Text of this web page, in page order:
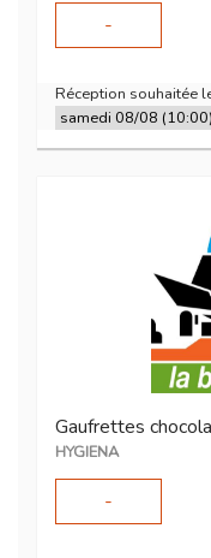
-
Réception souhaitée
Gaufrettes
HYGIENA
-